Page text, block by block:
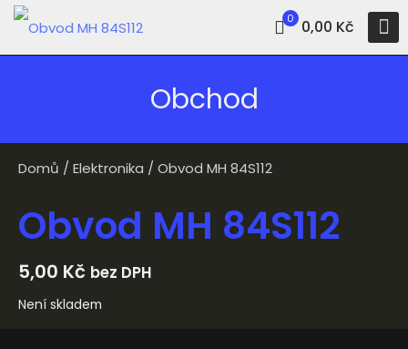
0 0,00 Kč
Obchod
Domů / Elektronika / Obvod MH 84S112
Obvod MH 84S112
5,00 Kč bez DPH
Není skladem